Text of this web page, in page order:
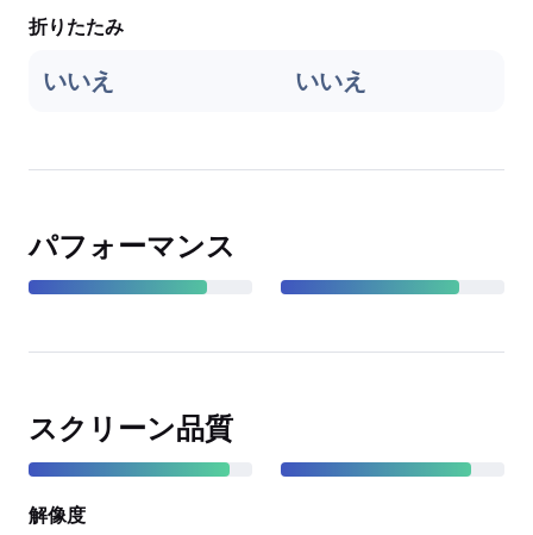
折りたたみ
いいえ いいえ
パフォーマンス
スクリーン品質
解像度